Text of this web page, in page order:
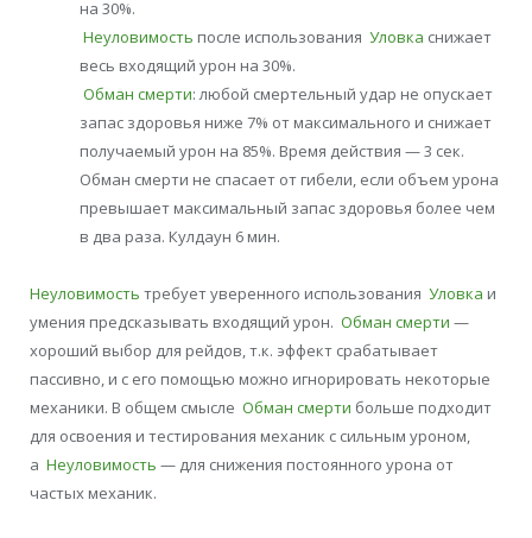
на 30%.
Неуловимость после использования Уловка снижает
весь входящий урон на 30%.
Обман смерти: любой смертельный удар не опускает
запас здоровья ниже 7% от максимального и снижает
получаемый урон на 85%. Время действия — 3 сек.
Обман смерти не спасает от гибели, если объем урона
превышает максимальный запас здоровья более чем
в два раза. Кулдаун 6 мин.
Неуловимость требует уверенного использования Уловка и
умения предсказывать входящий урон. Обман смерти —
хороший выбор для рейдов, т.к. эффект срабатывает
пассивно, и с его помощью можно игнорировать некоторые
механики. В общем смысле Обман смерти больше подходит
для освоения и тестирования механик с сильным уроном,
а Неуловимость — для снижения постоянного урона от
частых механик.